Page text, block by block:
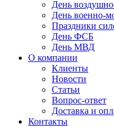
День
День военно-
Праздники
День ФСБ
День МВД
О компании
Клиенты
Новости
Статьи
Вопрос-ответ
Доставка и
Контакты